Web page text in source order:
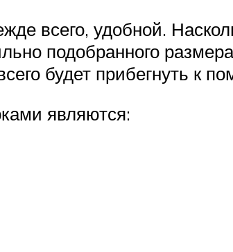
всего, удобной.
подобранного
будет прибегнуть к
являются: